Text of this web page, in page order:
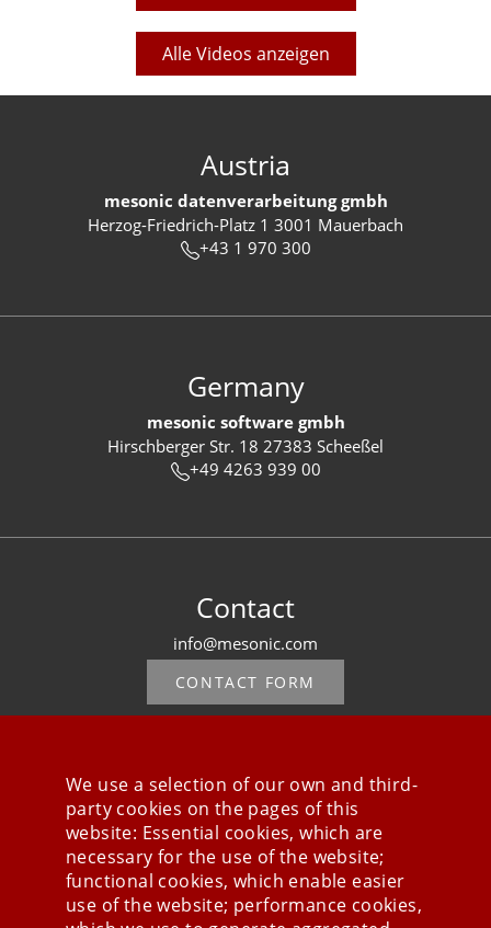
Alle Videos anzeigen
Austria
mesonic datenverarbeitung gmbh
Herzog-Friedrich-Platz 1 3001 Mauerbach
+43 1 970 300
Germany
mesonic software gmbh
Hirschberger Str. 18 27383 Scheeßel
+49 4263 939 00
Contact
info@mesonic.com
CONTACT FORM
Stay connected
We use a selection of our own and third-
party cookies on the pages of this
website: Essential cookies, which are
necessary for the use of the website;
functional cookies, which enable easier
use of the website; performance cookies,